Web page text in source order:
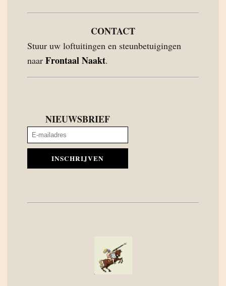
CONTACT
Stuur uw loftuitingen en steunbetuigingen
naar Frontaal Naakt.
NIEUWSBRIEF
INSCHRIJVEN